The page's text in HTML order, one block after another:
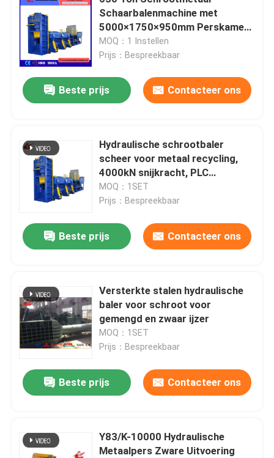
Schaarbalenmachine met
5000×1750×950mm Perskamer
voor Schrootrecycling en
Ovenlading Voorbereiding
MOQ：1 Instellen
Prijs：Bespreekbaar
Beste prijs Contacteer ons
Hydraulische schrootbaler
scheer voor metaal recycling,
4000kN snijkracht, PLC
automatische besturing
MOQ：1SET
Prijs：Bespreekbaar
Beste prijs Contacteer ons
Versterkte stalen hydraulische
baler voor schroot voor
gemengd en zwaar ijzer
MOQ：1SET
Prijs：Bespreekbaar
Beste prijs Contacteer ons
Y83/K-10000 Hydraulische
Metaalpers Zware Uitvoering